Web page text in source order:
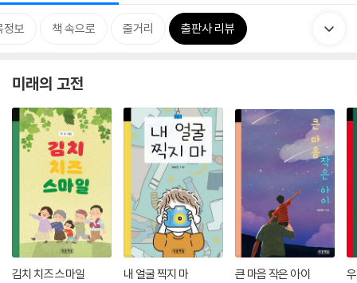
정보 책 속으로 줄거리 출판사 리뷰
미래의 고전
김치 치즈 스마일 내 얼굴 찍지 마 큰 마음 작은 아이